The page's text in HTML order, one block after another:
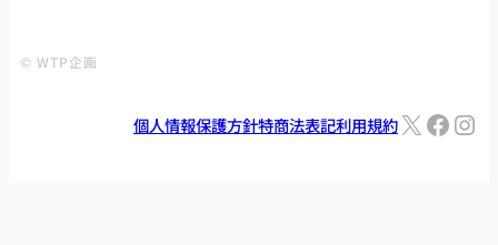
© WTP企画
個人情報保護方針特商法表記利用規約X Facebook Instagram